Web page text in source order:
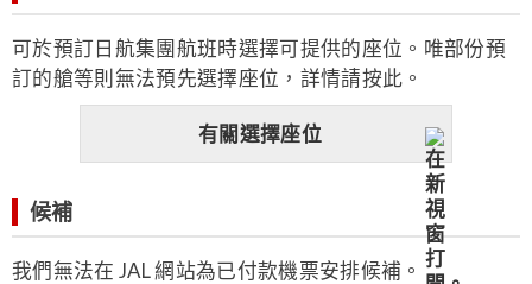
可於預訂日航集團航班時選擇可提供的座位。唯部份預
訂的艙等則無法預先選擇座位，詳情請按此。
有關選擇座位
候補
我們無法在 JAL 網站為已付款機票安排候補。